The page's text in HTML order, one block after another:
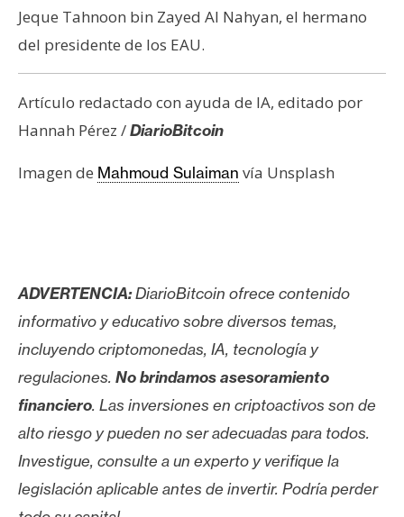
Jeque Tahnoon bin Zayed Al Nahyan, el hermano
del presidente de los EAU.
Artículo redactado con ayuda de IA, editado por
Hannah Pérez /DiarioBitcoin
Imagen de Mahmoud Sulaiman vía Unsplash
ADVERTENCIA:DiarioBitcoin ofrece contenido
informativo y educativo sobre diversos temas,
incluyendo criptomonedas, IA, tecnología y
regulaciones. No brindamos asesoramiento
financiero. Las inversiones en criptoactivos son de
alto riesgo y pueden no ser adecuadas para todos.
Investigue, consulte a un experto y verifique la
legislación aplicable antes de invertir. Podría perder